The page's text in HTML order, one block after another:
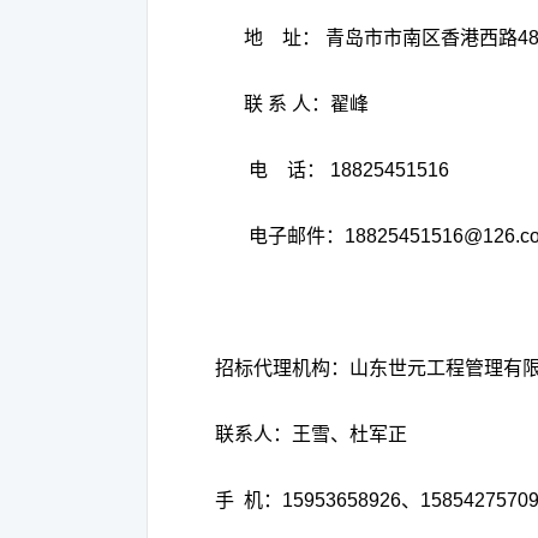
地 址： 青岛市市南区香港西路48
联 系 人：翟峰
电 话： 18825451516
电子邮件：
招标代理机构：山东世元工程管理有
联系人：王雪、杜军正
手 机： 15953658926、 15854275709